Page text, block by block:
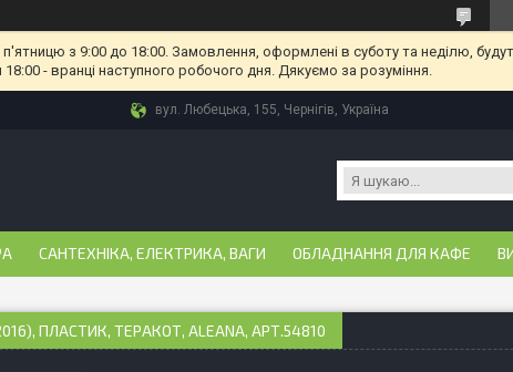
з 9:00 до 18:00. Замовлення, оформлені в суботу та неділю,
18:00 - вранці наступного робочого дня. Дякуємо за розуміння.
вул. Любецька, 155, Чернігів, Україна
САНТЕХНІКА, ЕЛЕКТРИКА, ВАГИ ОБЛАДНАННЯ ДЛЯ КАФЕ
ПЛАСТИК, ТЕРАКОТ, ALEANA, АРТ.54810